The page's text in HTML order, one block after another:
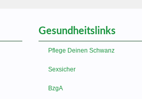
Gesundheitslinks
Pflege Deinen Schwanz
Sexsicher
BzgA